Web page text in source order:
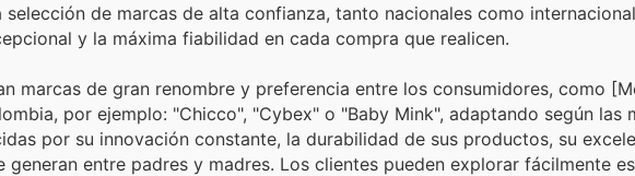
de marcas de alta confianza, tanto nacionales como
y la máxima fiabilidad en cada compra que realicen.
marcas de gran renombre y preferencia entre los consumidores, como
por ejemplo: "Chicco", "Cybex" o "Baby Mink", adaptando según las
por su innovación constante, la durabilidad de sus productos, su
entre padres y madres. Los clientes pueden explorar fácilmente